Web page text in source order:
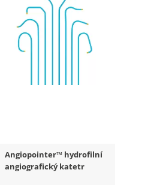
Angiopointer™ hydrofilní
angiografický katetr